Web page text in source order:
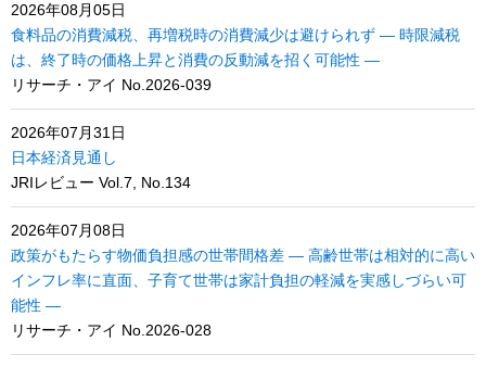
2026年08月05日
食料品の消費減税、再増税時の消費減少は避けられず ― 時限減税
は、終了時の価格上昇と消費の反動減を招く可能性 ―
リサーチ・アイ No.2026-039
2026年07月31日
日本経済見通し
JRIレビュー Vol.7, No.134
2026年07月08日
政策がもたらす物価負担感の世帯間格差 ― 高齢世帯は相対的に高い
インフレ率に直面、子育て世帯は家計負担の軽減を実感しづらい可
能性 ―
リサーチ・アイ No.2026-028